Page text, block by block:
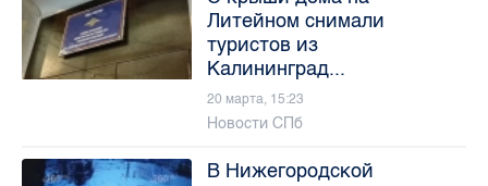
Литейном снимали
туристов из
Калининград...
20 марта, 15:23
Новости СПб
В Нижегородской